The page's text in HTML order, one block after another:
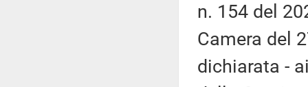
n. 154 del
Camera del
dichiarata -